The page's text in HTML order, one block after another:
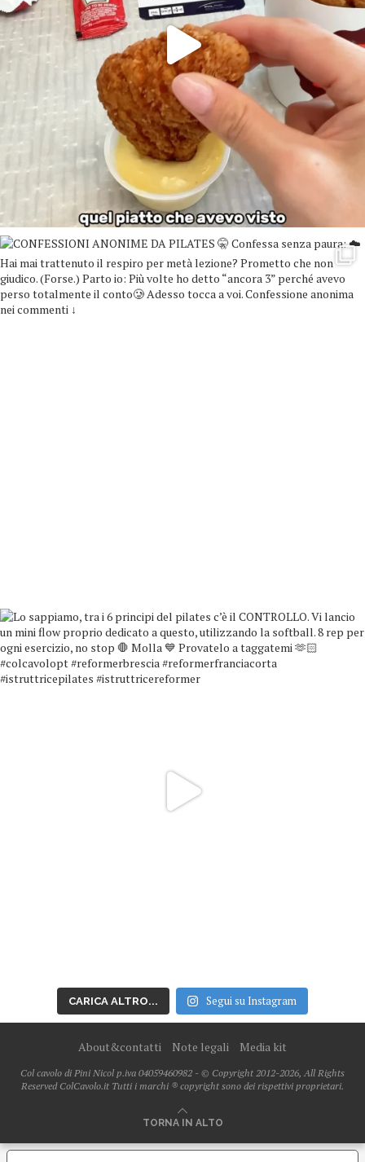
CARICA ALTRO... Segui su Instagram
About&contatti Note legali Media kit
Col cavolo di Pini Nicol p.iva 04059460982 - © Copyright 2012-2026, All Rights
Reserved ColCavolo.it Tutti i marchi ® copyright sono dei rispettivi proprietari.
TORNA IN ALTO